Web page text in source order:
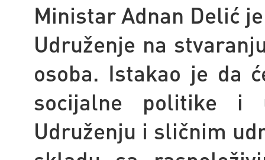
Ministar Adnan Delić
Udruženje na
osoba. Istakao je da
socijalne politike i
Udruženju i sličnim